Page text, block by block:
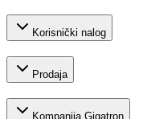
Korisnički nalog
Prodaja
Kompanija Gigatron